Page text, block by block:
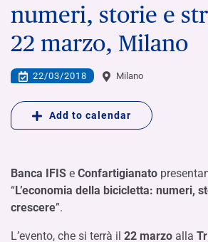
numeri, storie e
22 marzo, Milano
22/03/2018 Milano
Add to calendar
Banca IFIS e Confartigianato
“L’economia della bicicletta: numeri,
crescere”.
L’evento, che si terrà il 22 marzo alla